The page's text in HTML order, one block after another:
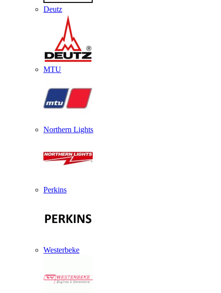
Deutz
MTU
Northern Lights
Perkins
Westerbeke